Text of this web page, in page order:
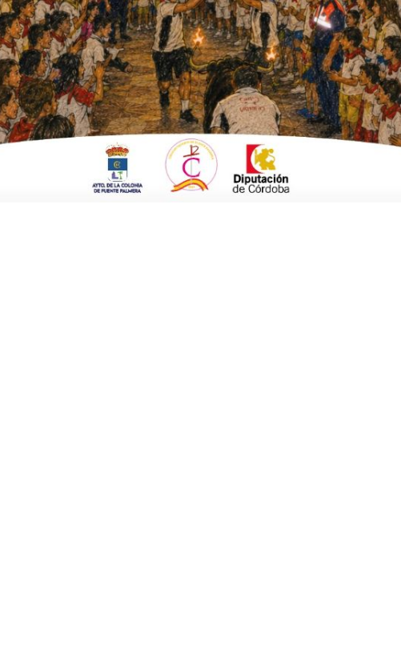
es el nombre que el Ministerio de Defensa
la propagación del virus Covid-19. Una
más emblemáticas de nuestro
s. XIX el médico militar Francisco Javier
de América y Filipinas con el objetivo
españoles.
en su nombre y haciéndolo extensivo al de
por esta misión y por ello en el
grupos políticos una declaración
urbano de la Colonia con el nombre
de Seguridad del Estado.